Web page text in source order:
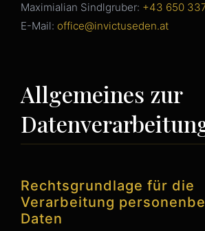
Maximialian Sindlgruber: +43 650
E-Mail: office@invictuseden.at
Allgemeines zur
Rechtsgrundlage für die
Verarbeitung
Daten